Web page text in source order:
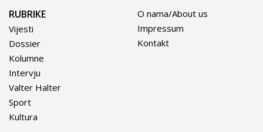
RUBRIKE
Vijesti
Dossier
Kolumne
Intervju
Valter Halter
Sport
Kultura
O nama/About us
Impressum
Kontakt